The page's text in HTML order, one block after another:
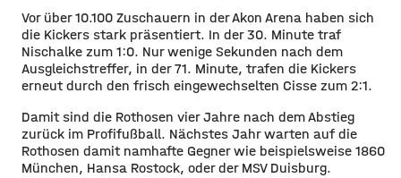
Vor über 10.100 Zuschauern in der Akon Arena haben sich
die Kickers stark präsentiert. In der 30. Minute traf
Nischalke zum 1:0. Nur wenige Sekunden nach dem
Ausgleichstreffer, in der 71. Minute, trafen die Kickers
erneut durch den frisch eingewechselten Cisse zum 2:1.
Damit sind die Rothosen vier Jahre nach dem Abstieg
zurück im Profifußball. Nächstes Jahr warten auf die
Rothosen damit namhafte Gegner wie beispielsweise 1860
München, Hansa Rostock, oder der MSV Duisburg.